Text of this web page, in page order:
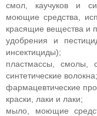
смол, каучуков и
моющие средства,
красящие вещества и
удобрения и
инсектициды);
пластмассы, смолы,
синтетические волокна;
фармацевтические
краски, лаки и лаки;
мыло, моющие